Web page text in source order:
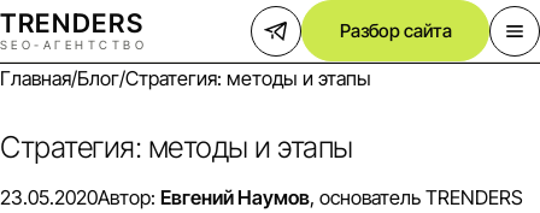
TRENDERS
SEO-АГЕНТСТВО
Разбор сайта
Главная/Блог/Стратегия: методы и этапы
Стратегия: методы и этапы
23.05.2020Автор: Евгений Наумов, основатель TRENDERS